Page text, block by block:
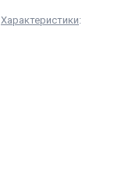
Характеристики: